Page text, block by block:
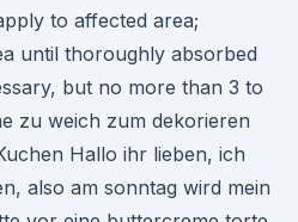
to affected area;
until thoroughly absorbed
but no more than 3 to
zu weich zum dekorieren
Hallo ihr lieben, ich
also am sonntag wird mein